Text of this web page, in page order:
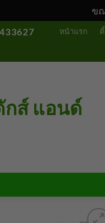
ข
หน้าแรก
กส์ แอนด์